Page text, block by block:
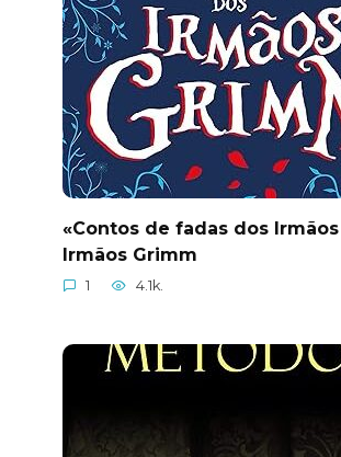
«Contos de fadas dos
Irmãos Grimm
1 4.1k.